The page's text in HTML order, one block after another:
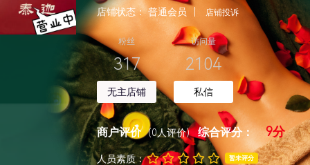
店铺状态：普通会员 店铺投诉
粉丝
317
无主店铺
访问量
2104
私信
商户评价 (0人评价)综合评分： 9分
人员素质： 暂未评分